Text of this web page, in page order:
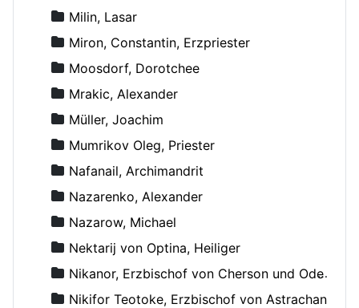
Milin, Lasar
Miron, Constantin, Erzpriester
Moosdorf, Dorotchee
Mrakic, Alexander
Müller, Joachim
Mumrikov Oleg, Priester
Nafanail, Archimandrit
Nazarenko, Alexander
Nazarow, Michael
Nektarij von Optina, Heiliger
Nikanor, Erzbischof von Cherson und Odessa
Nikifor Teotoke, Erzbischof von Astrachan